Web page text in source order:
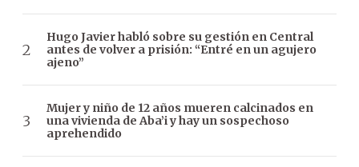
Hugo Javier habló sobre su gestión en Central
antes de volver a prisión: “Entré en un agujero
ajeno”
Mujer y niño de 12 años mueren calcinados en
una vivienda de Aba’i y hay un sospechoso
aprehendido